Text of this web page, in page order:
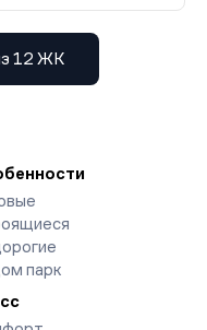
12 ЖК
парк